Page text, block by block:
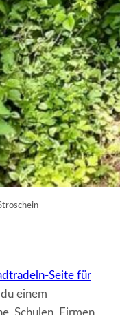
Seite für
einem
Schulen, Firmen